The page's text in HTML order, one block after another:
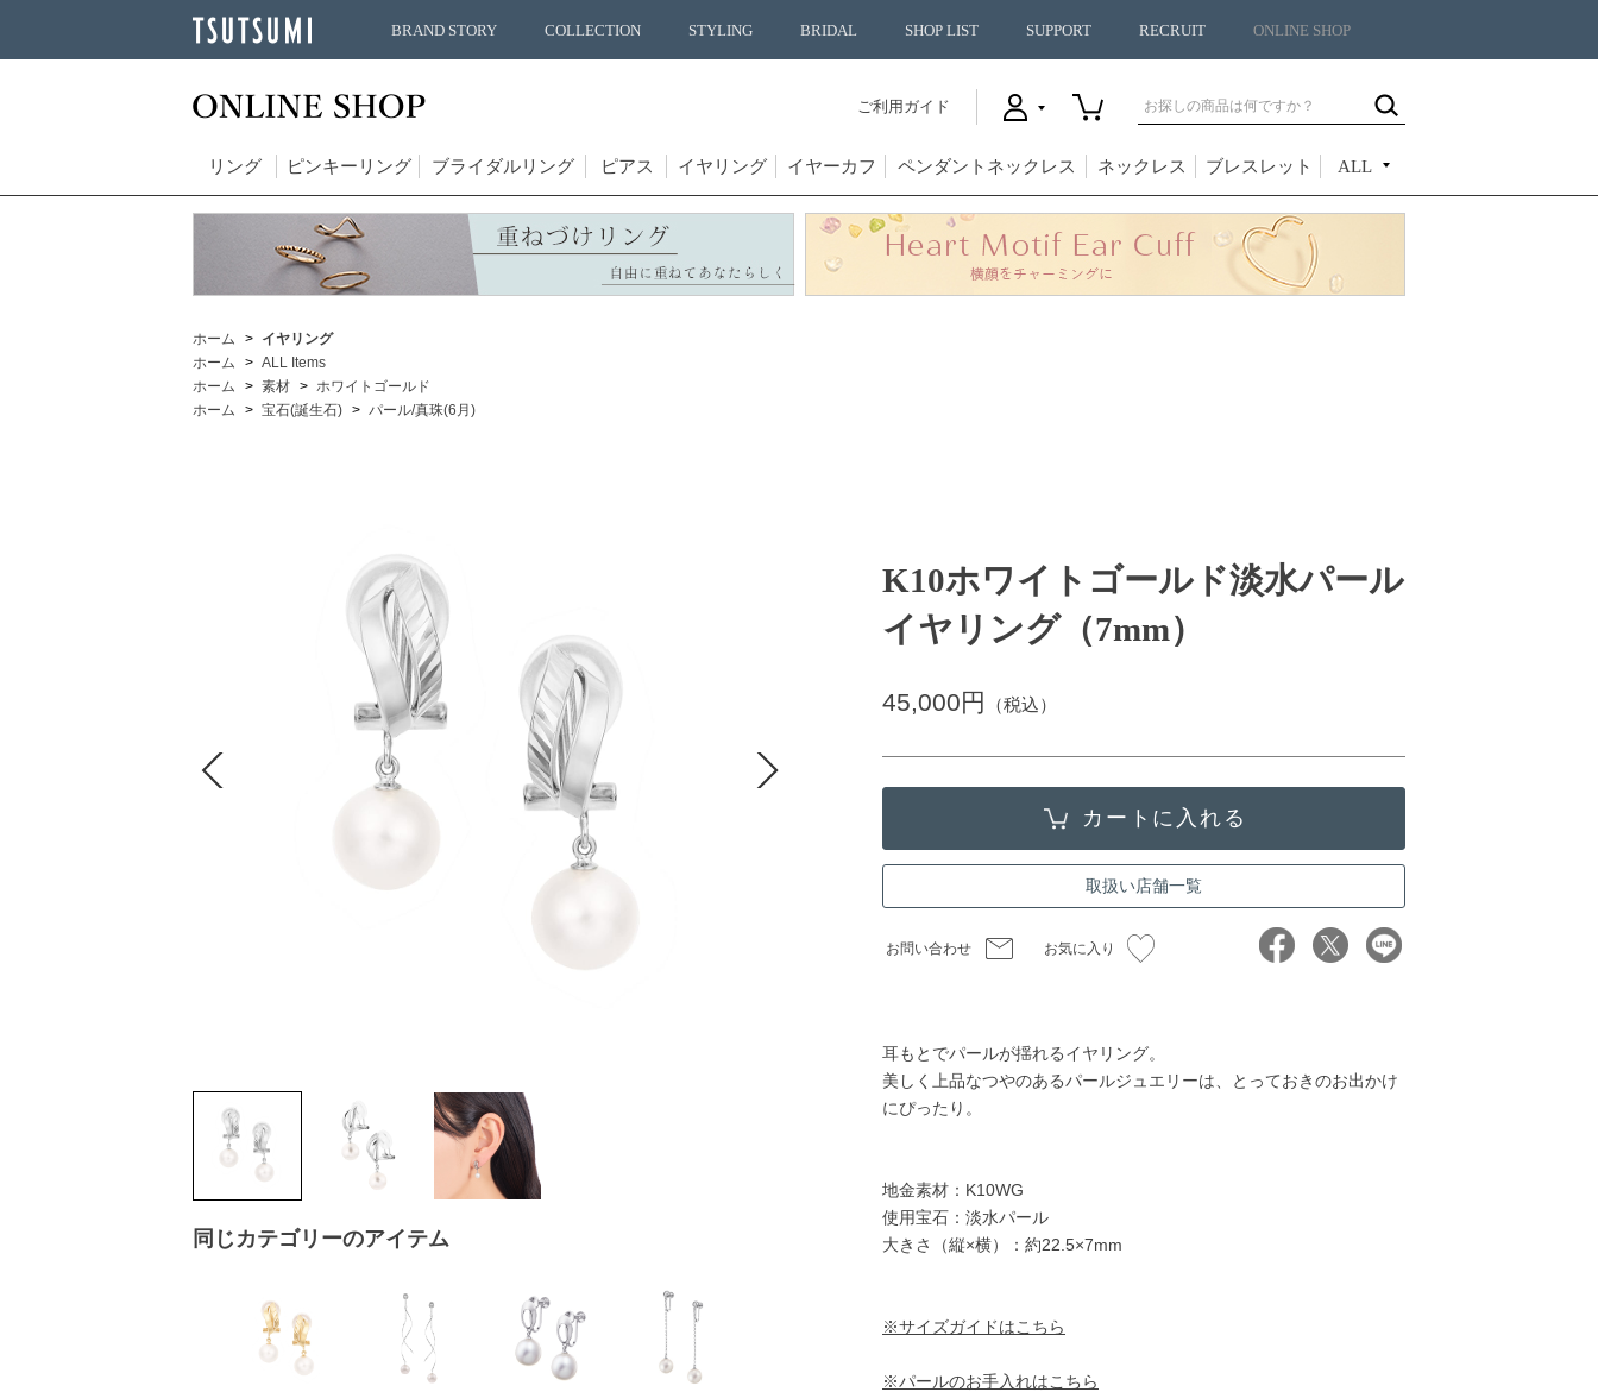
BRAND STORY COLLECTION STYLING BRIDAL SHOP LIST SUPPORT RECRUIT ONLINE SHOP
ご利用ガイド
リング ピンキーリング ブライダルリング ピアス イヤリング イヤーカフ ペンダントネックレス ネックレス ブレスレット ALL
ホーム
イヤリング
ホーム
ALL Items
ホーム
素材
ホワイトゴールド
ホーム
宝石(誕生石) パール/真珠(6月)
同じカテゴリーのアイテム
K10ホワイトゴールド淡水パール
イヤリング（7mm）
45,000円 （税込）
取扱い店舗一覧
お問い合わせ お気に入り
耳もとでパールが揺れるイヤリング。
美しく上品なつやのあるパールジュエリーは、とっておきのお出かけ
にぴったり。
地金素材：K10WG
使用宝石：淡水パール
大きさ（縦×横）：約22.5×7mm
※サイズガイドはこちら
※パールのお手入れはこちら